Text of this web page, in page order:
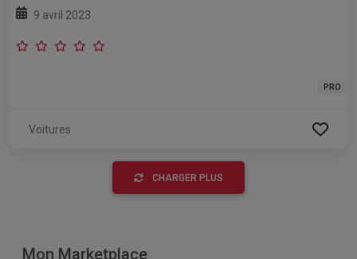
9 avril 2023
PRO
Voitures
CHARGER PLUS
Mon Marketplace